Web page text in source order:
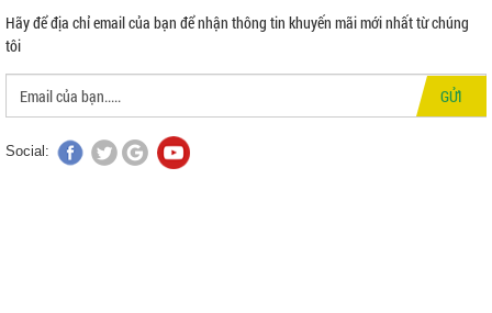
Hãy để địa chỉ email của bạn để nhận thông tin khuyến mãi mới nhất từ chúng
tôi
GỬI
Social: